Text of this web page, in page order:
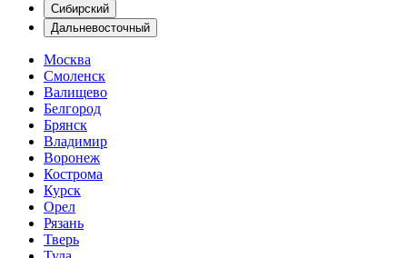
Сибирский
Дальневосточный
Москва
Смоленск
Валищево
Белгород
Брянск
Владимир
Воронеж
Кострома
Курск
Орел
Рязань
Тверь